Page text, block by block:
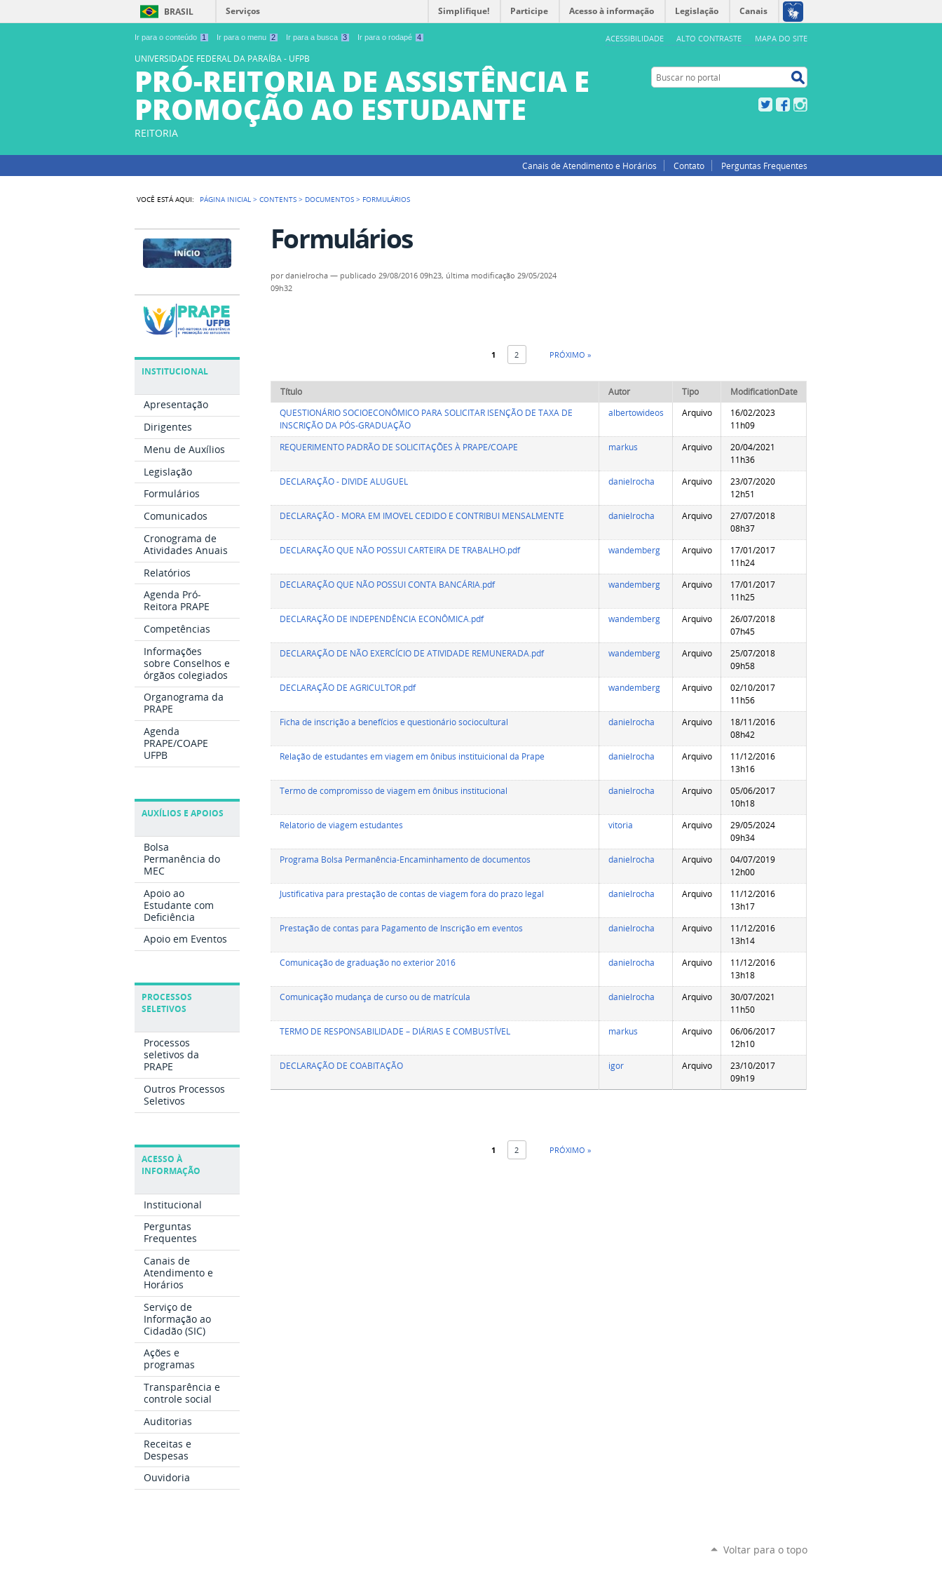
Ir para o conteúdo 1 Ir para o menu 2 Ir para a busca 3 Ir para o rodapé 4 ACESSIBILIDADE ALTO CONTRASTE MAPA DO SITE
BRASIL Serviços Simplifique! Participe Acesso à informação Legislação Canais
UNIVERSIDADE FEDERAL DA PARAÍBA - UFPB
PRÓ-REITORIA DE ASSISTÊNCIA E
PROMOÇÃO AO ESTUDANTE
REITORIA
Buscar no portal
TwitterFacebook
Canais de Atendimento e Horários Contato Perguntas Frequentes
VOCÊ ESTÁ AQUI: PÁGINA INICIAL >CONTENTS > DOCUMENTOS > FORMULÁRIOS
INSTITUCIONAL
Apresentação
Dirigentes
Menu de Auxílios
Legislação
Formulários
Comunicados
Cronograma de
Atividades Anuais
Relatórios
Agenda Pró-
Reitora PRAPE
Competências
Informações
sobre Conselhos e
órgãos colegiados
Organograma da
PRAPE
Agenda
PRAPE/COAPE
UFPB
AUXÍLIOS E APOIOS
Bolsa
Permanência do
MEC
Apoio ao
Estudante com
Deficiência
Apoio em Eventos
PROCESSOS
SELETIVOS
Processos
seletivos da
PRAPE
Outros Processos
Seletivos
ACESSO À
INFORMAÇÃO
Institucional
Perguntas
Frequentes
Canais de
Atendimento e
Horários
Serviço de
Informação ao
Cidadão (SIC)
Ações e
programas
Transparência e
controle social
Auditorias
Receitas e
Despesas
Ouvidoria
Formulários
pordanielrocha — publicado 29/08/2016 09h23, última modificação 29/05/2024
09h32
1 2 PRÓXIMO »
Título Autor Tipo
ModificationDate
QUESTIONÁRIO SOCIOECONÔMICO PARA SOLICITAR ISENÇÃO DE TAXA DE
INSCRIÇÃO DA PÓS-GRADUAÇÃO
albertowideos Arquivo
16/02/2023
11h09
REQUERIMENTO PADRÃO DE SOLICITAÇÕES À PRAPE/COAPE
markus Arquivo
20/04/2021
11h36
DECLARAÇÃO - DIVIDE ALUGUEL
danielrocha Arquivo
23/07/2020
12h51
DECLARAÇÃO - MORA EM IMOVEL CEDIDO E CONTRIBUI MENSALMENTE
danielrocha Arquivo
27/07/2018
08h37
DECLARAÇÃO QUE NÃO POSSUI CARTEIRA DE TRABALHO.pdf
wandemberg Arquivo
17/01/2017
11h24
DECLARAÇÃO QUE NÃO POSSUI CONTA BANCÁRIA.pdf
wandemberg Arquivo
17/01/2017
11h25
DECLARAÇÃO DE INDEPENDÊNCIA ECONÔMICA.pdf
wandemberg Arquivo
26/07/2018
07h45
DECLARAÇÃO DE NÃO EXERCÍCIO DE ATIVIDADE REMUNERADA.pdf
wandemberg Arquivo
25/07/2018
09h58
DECLARAÇÃO DE AGRICULTOR.pdf
wandemberg Arquivo
02/10/2017
11h56
Ficha de inscrição a benefícios e questionário sociocultural
danielrocha Arquivo
18/11/2016
08h42
Relação de estudantes em viagem em ônibus instituicional da Prape
danielrocha Arquivo
11/12/2016
13h16
Termo de compromisso de viagem em ônibus institucional
danielrocha Arquivo
05/06/2017
10h18
Relatorio de viagem estudantes
vitoria Arquivo
29/05/2024
09h34
Programa Bolsa Permanência-Encaminhamento de documentos
danielrocha Arquivo
04/07/2019
12h00
Justificativa para prestação de contas de viagem fora do prazo legal
danielrocha Arquivo
11/12/2016
13h17
Prestação de contas para Pagamento de Inscrição em eventos
danielrocha Arquivo
11/12/2016
13h14
Comunicação de graduação no exterior 2016
danielrocha Arquivo
11/12/2016
13h18
Comunicação mudança de curso ou de matrícula
danielrocha Arquivo
30/07/2021
11h50
TERMO DE RESPONSABILIDADE – DIÁRIAS E COMBUSTÍVEL
markus Arquivo
06/06/2017
12h10
DECLARAÇÃO DE COABITAÇÃO
igor Arquivo
23/10/2017
09h19
1 2 PRÓXIMO »
Voltar para o topo